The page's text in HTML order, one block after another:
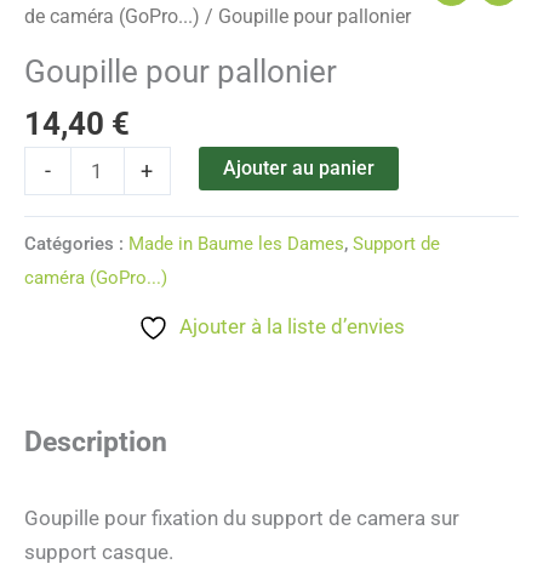
de caméra (GoPro...) / Goupille pour pallonier
Goupille pour pallonier
14,40 €
- + Ajouter au panier
Catégories : Made in Baume les Dames, Support de
caméra (GoPro...)
Ajouter à la liste d’envies
Description
Goupille pour fixation du support de camera sur
support casque.